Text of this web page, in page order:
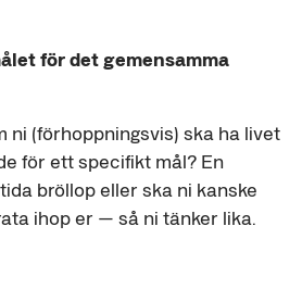
för det gemensamma
ni (förhoppningsvis) ska ha livet
för ett specifikt mål? En
bröllop eller ska ni kanske
ihop er — så ni tänker lika.